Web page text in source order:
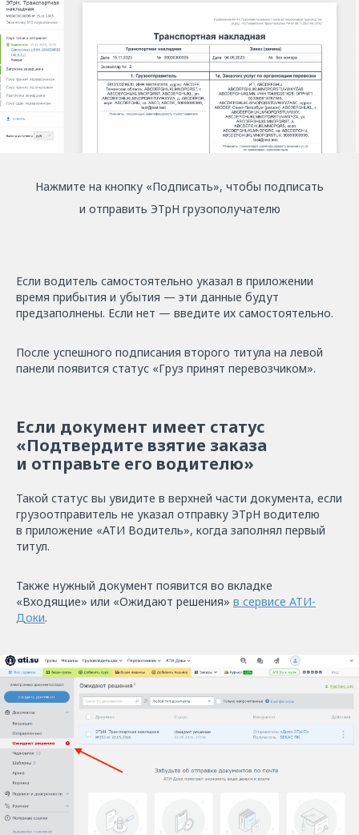
Нажмите на кнопку «Подписать», чтобы подписать
и отправить ЭТрН грузополучателю
Если водитель самостоятельно указал в приложении
время прибытия и убытия — эти данные будут
предзаполнены. Если нет — введите их самостоятельно.
После успешного подписания второго титула на левой
панели появится статус «Груз принят перевозчиком».
Если документ имеет статус
«Подтвердите взятие заказа
и отправьте его водителю»
Такой статус вы увидите в верхней части документа, если
грузоотправитель не указал отправку ЭТрН водителю
в приложение «АТИ Водитель», когда заполнял первый
титул.
Также нужный документ появится во вкладке
«Входящие» или «Ожидают решения» в сервисе АТИ-
Доки.